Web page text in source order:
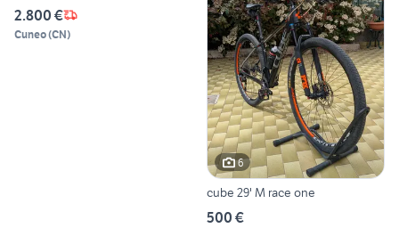
2.800 €
Cuneo(CN)
6
cube 29' M race one
500 €